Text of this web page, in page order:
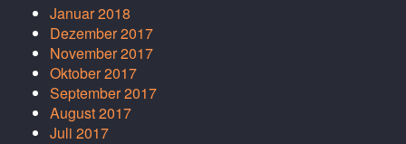
Januar 2018
Dezember 2017
November 2017
Oktober 2017
September 2017
August 2017
Juli 2017